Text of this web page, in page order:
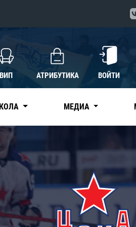
ВИП АТРИБУТИКА ВОЙТИ
МЕДИА